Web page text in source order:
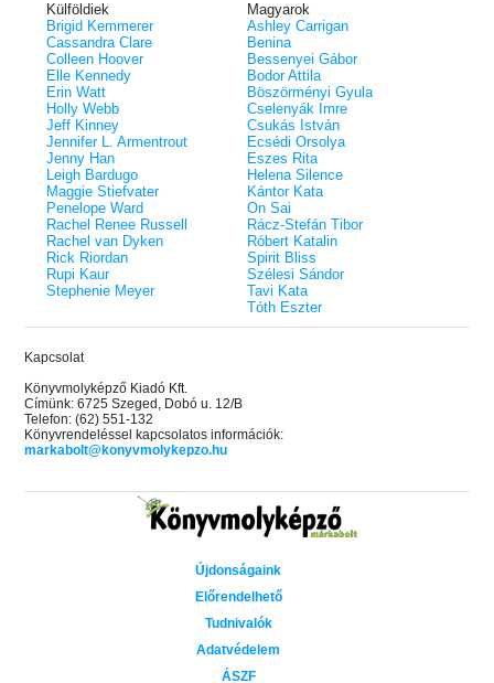
Külföldiek
Brigid Kemmerer
Cassandra Clare
Colleen Hoover
Elle Kennedy
Erin Watt
Holly Webb
Jeff Kinney
Jennifer L. Armentrout
Jenny Han
Leigh Bardugo
Maggie Stiefvater
Penelope Ward
Rachel Renee Russell
Rachel van Dyken
Rick Riordan
Rupi Kaur
Stephenie Meyer
Magyarok
Ashley Carrigan
Benina
Bessenyei Gábor
Bodor Attila
Böszörményi Gyula
Cselenyák Imre
Csukás István
Ecsédi Orsolya
Eszes Rita
Helena Silence
Kántor Kata
On Sai
Rácz-Stefán Tibor
Róbert Katalin
Spirit Bliss
Szélesi Sándor
Tavi Kata
Tóth Eszter
Kapcsolat
Könyvmolyképző Kiadó Kft.
Címünk: 6725 Szeged, Dobó u. 12/B
Telefon: (62) 551-132
Könyvrendeléssel kapcsolatos információk:
markabolt@konyvmolykepzo.hu
Újdonságaink
Előrendelhető
Tudnivalók
Adatvédelem
ÁSZF